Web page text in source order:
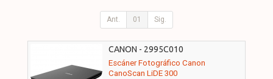
Ant. 01 Sig.
CANON - 2995C010
Escáner Fotográfico Canon
CanoScan LiDE 300